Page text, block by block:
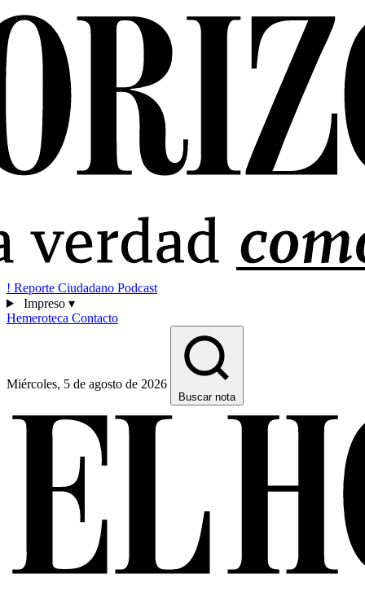
! Reporte Ciudadano Podcast
Impreso ▾
Hemeroteca Contacto
Miércoles, 5 de agosto de 2026
Buscar nota